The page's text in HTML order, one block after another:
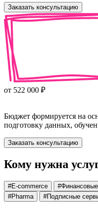
Заказать консультацию
от 522 000 ₽
Бюджет формируется на
подготовку данных,
Заказать консультацию
Кому нужна
#E-commerce #
#Pharma #Подписные